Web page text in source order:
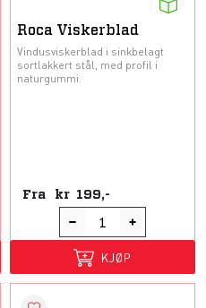
Roca Viskerblad
Vindusviskerblad i sinkbelagt
sortlakkert stål, med profil i
naturgummi.
Fra kr 199,-
KJØP